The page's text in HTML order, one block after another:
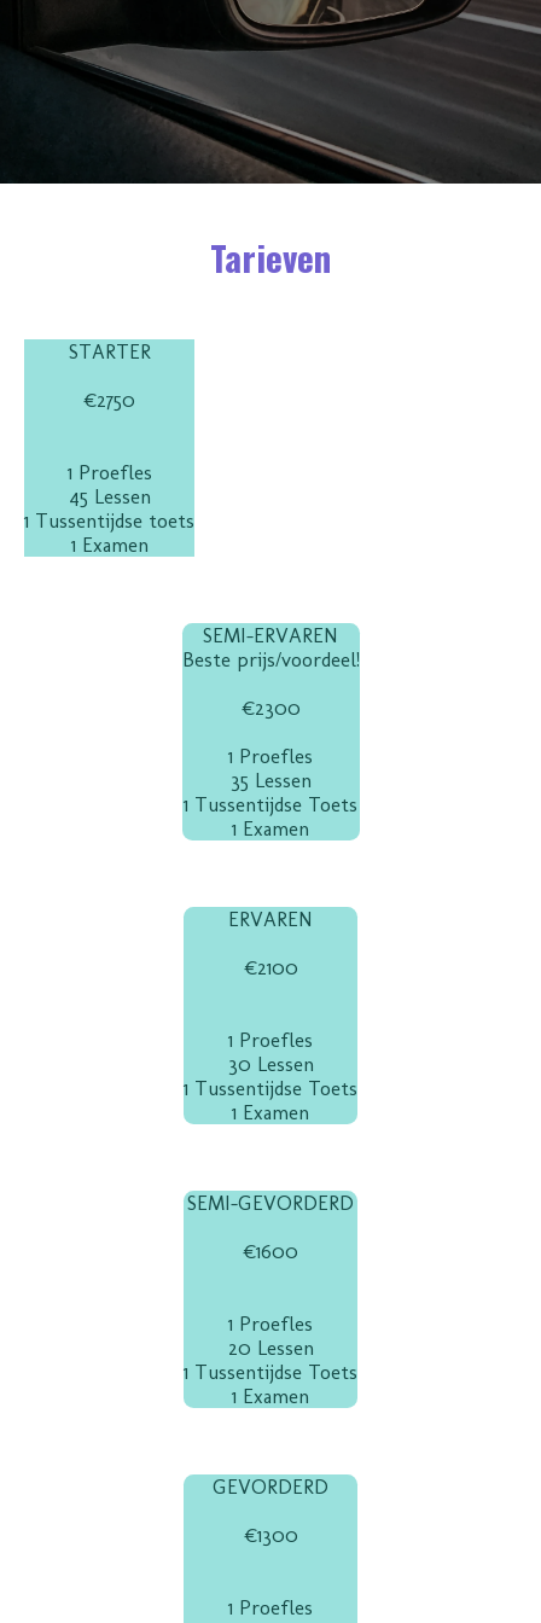
Tarieven
STARTER
€2750
1 Proefles
45 Lessen
1 Tussentijdse toets
1 Examen
SEMI-ERVAREN
Beste prijs/voordeel!
€2300
1 Proefles
35 Lessen
1 Tussentijdse Toets
1 Examen
ERVAREN
€2100
1 Proefles
30 Lessen
1 Tussentijdse Toets
1 Examen
SEMI-GEVORDERD
€1600
1 Proefles
20 Lessen
1 Tussentijdse Toets
1 Examen
GEVORDERD
€1300
1 Proefles